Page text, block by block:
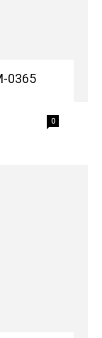
0365
0